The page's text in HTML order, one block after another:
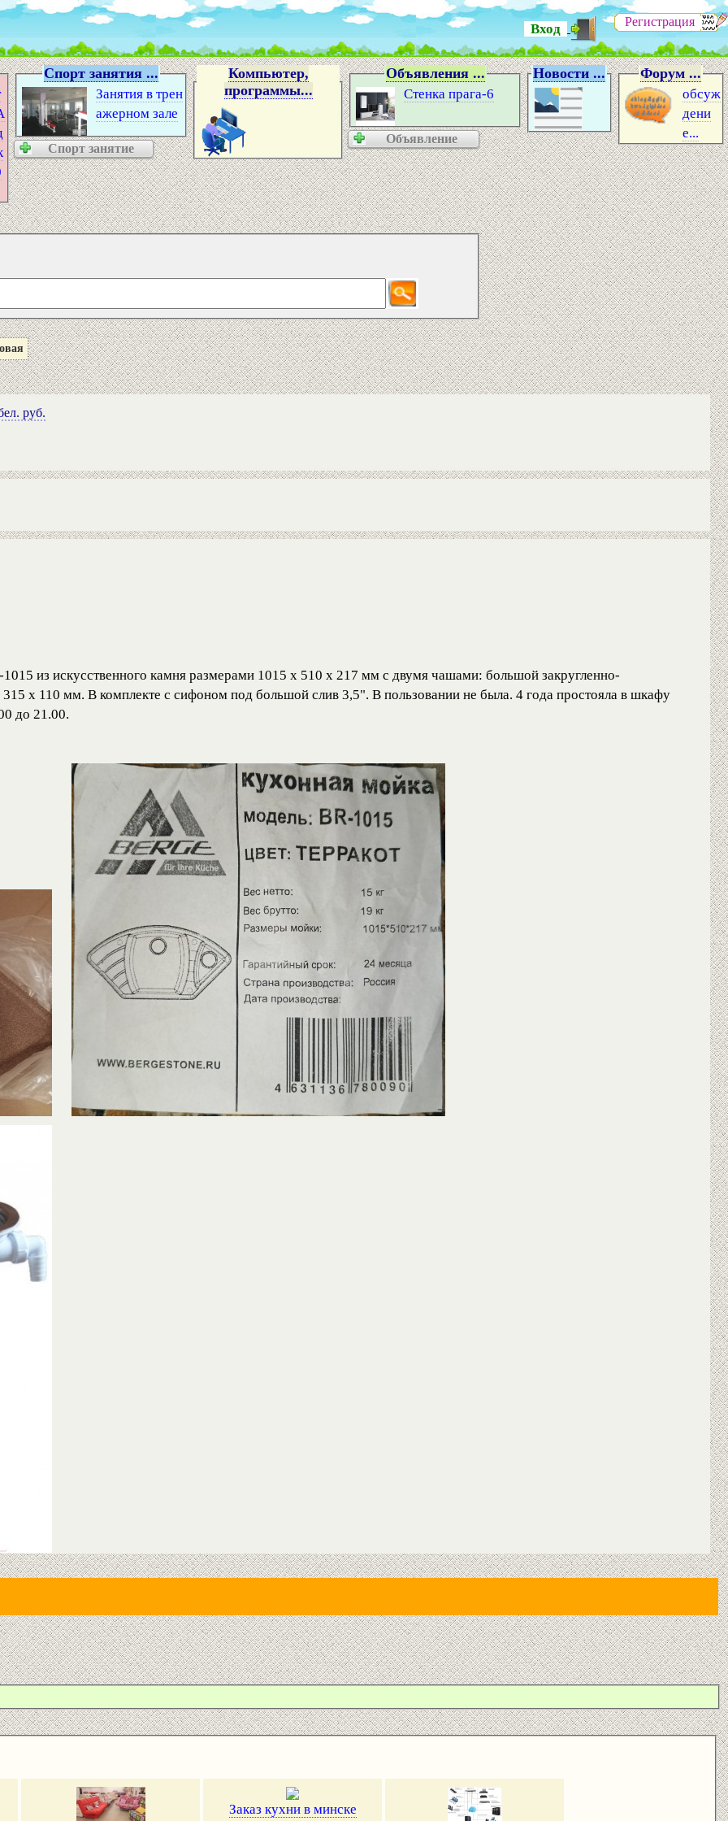
Вход Регистрация
Спорт занятия ...
Занятия в трен
ажерном зале
Спорт занятие
Компьютер,
программы...
Объявления ...
Стенка прага-6
Объявление
Новости ... Форум ...
обсуж
дени
е...
руб.
1015 из искусственного камня размерами 1015 х 510 х 217 мм с двумя чашами: большой закругленно-
х 110 мм. В комплекте с сифоном под большой слив 3,5". В пользовании не была. 4 года простояла в шкафу
до 21.00.
Заказ кухни в минске